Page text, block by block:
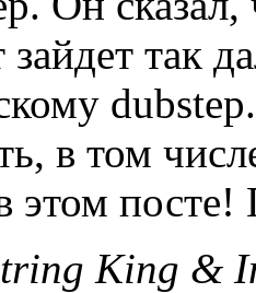
так
в том
этом посте!
King &